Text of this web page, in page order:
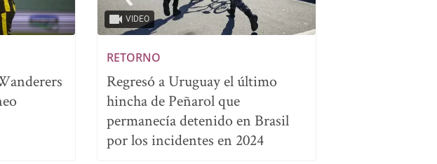
VIDEO
RETORNO
Regresó a Uruguay el último
hincha de Peñarol que
permanecía detenido en Brasil
por los incidentes en 2024